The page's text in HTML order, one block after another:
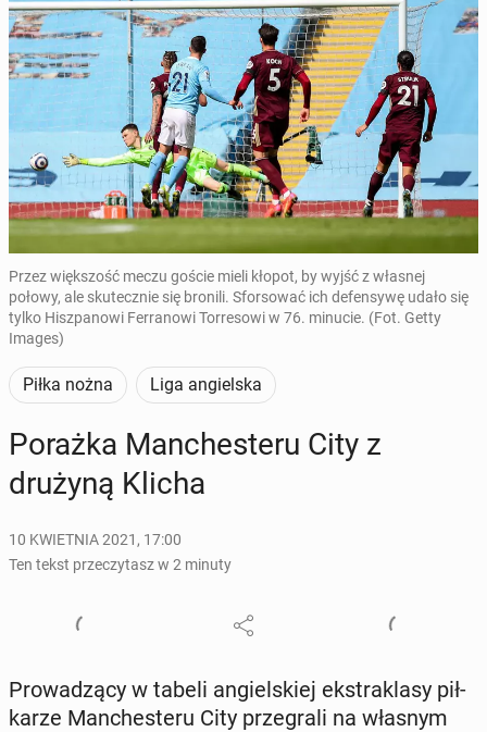
Przez większość meczu goście mieli kłopot, by wyjść z własnej
połowy, ale skutecznie się bronili. Sforsować ich defensywę udało się
tylko Hiszpanowi Ferranowi Torresowi w 76. minucie. (Fot. Getty
Images)
Piłka nożna Liga angielska
Porażka Man­che­ste­ru City z
drużyną Klicha
10 KWIETNIA 2021, 17:00
Ten tekst przeczytasz w 2 minuty
Pro­wa­dzą­cy w tabeli an­giel­skiej eks­tra­kla­sy pił­
ka­rze Man­che­ste­ru City prze­gra­li na własnym